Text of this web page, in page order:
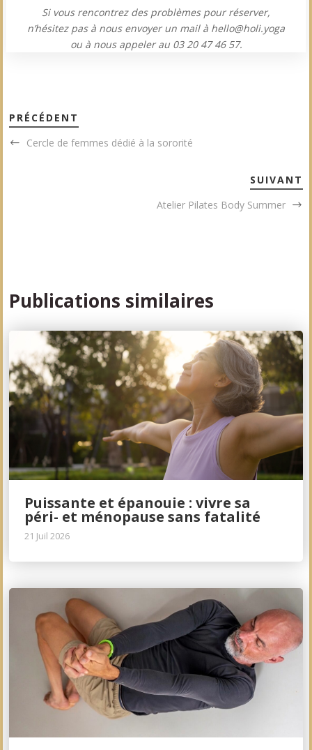
Si vous rencontrez des problèmes pour réserver,
n’hésitez pas à nous envoyer un mail à hello@holi.yoga
ou à nous appeler au 03 20 47 46 57.
PRÉCÉDENT
Cercle de femmes dédié à la sororité
SUIVANT
Atelier Pilates Body Summer
Publications similaires
Puissante et épanouie : vivre sa
péri- et ménopause sans fatalité
21 Juil 2026